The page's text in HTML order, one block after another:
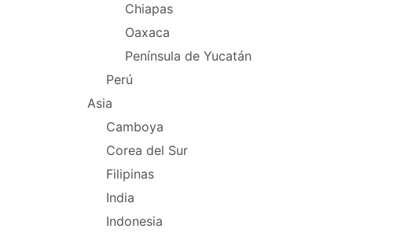
Chiapas
Oaxaca
Península de Yucatán
Perú
Asia
Camboya
Corea del Sur
Filipinas
India
Indonesia